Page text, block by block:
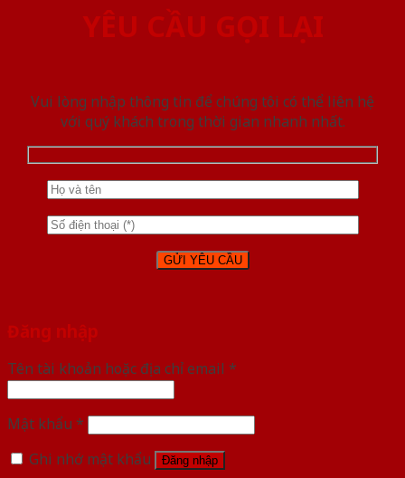
YÊU CẦU GỌI LẠI
Vui lòng nhập thông tin để chúng tôi có thể liên hệ
với quý khách trong thời gian nhanh nhất.
Đăng nhập
Tên tài khoản hoặc địa chỉ email *
Mật khẩu *
Ghi nhớ mật khẩu
Đăng nhập